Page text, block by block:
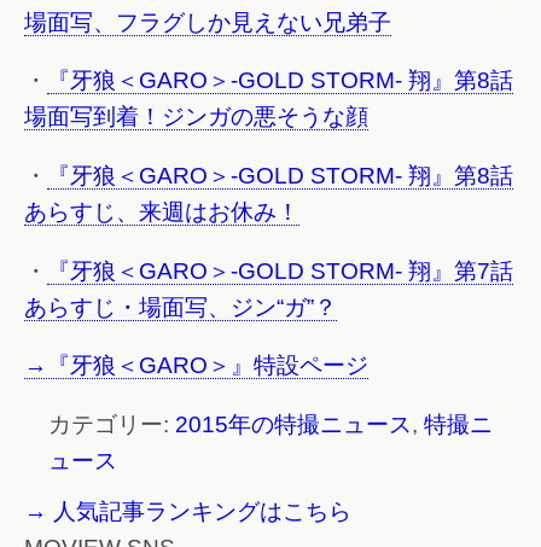
場面写、フラグしか見えない兄弟子
・
『牙狼＜GARO＞-GOLD STORM- 翔』第8話
場面写到着！ジンガの悪そうな顔
・
『牙狼＜GARO＞-GOLD STORM- 翔』第8話
あらすじ、来週はお休み！
・
『牙狼＜GARO＞-GOLD STORM- 翔』第7話
あらすじ・場面写、ジン“ガ”？
→『牙狼＜GARO＞』特設ページ
カテゴリー: 2015年の特撮ニュース, 特撮ニ
ュース
→ 人気記事ランキングはこちら